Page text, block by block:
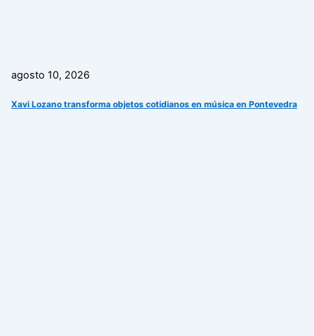
agosto 10, 2026
Xavi Lozano transforma objetos cotidianos en música en Pontevedra